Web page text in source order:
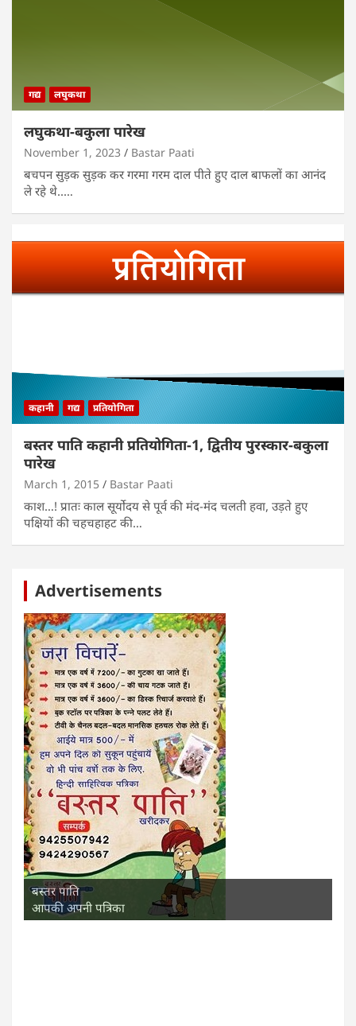
गद्य लघुकथा
लघुकथा-बकुला पारेख
November 1, 2023 Bastar Paati
बचपन सुड़क सुड़क कर गरमा गरम दाल पीते हुए दाल बाफलों का आनंद
ले रहे थे..…
कहानी गद्य प्रतियोगिता
बस्तर पाति कहानी प्रतियोगिता-1, द्वितीय पुरस्कार-बकुला
पारेख
March 1, 2015 Bastar Paati
काश…! प्रातः काल सूर्योदय से पूर्व की मंद-मंद चलती हवा, उड़ते हुए
पक्षियों की चहचहाहट की…
Advertisements
बस्तर पाति
आपकी अपनी पत्रिका